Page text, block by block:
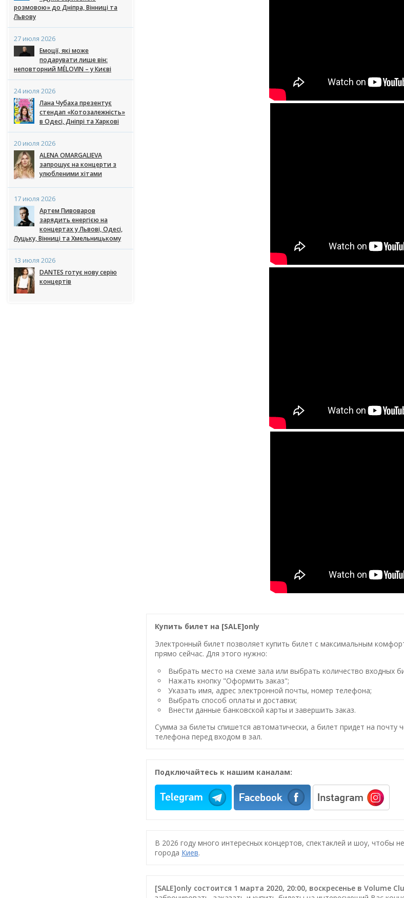
розмовою» до Дніпра, Вінниці та
Львову
27 июля 2026
Емоції, які може
подарувати лише він:
неповторний MÉLOVIN – у Києві
24 июля 2026
Лана Чубаха презентує
стендап «Котозалежність»
в Одесі, Дніпрі та Харкові
20 июля 2026
ALENA OMARGALIEVA
запрошує на концерти з
улюбленими хітами
17 июля 2026
Артем Пивоваров
зарядить енергією на
концертах у Львові, Одесі,
Луцьку, Вінниці та Хмельницькому
13 июля 2026
DANTES готує нову серію
концертів
Купить билет на [SALE]only
Электронный билет позволяет купить билет с максимальным
прямо сейчас. Для этого нужно:
Выбрать место на схеме зала или выбрать количество входных
Нажать кнопку "Оформить заказ";
Указать имя, адрес электронной почты, номер телефона;
Выбрать способ оплаты и доставки;
Внести данные банковской карты и завершить заказ.
Сумма за билеты спишется автоматически, а билет придет на почту
телефона перед входом в зал.
Подключайтесь к нашим каналам:
В 2026 году много интересных концертов, спектаклей и шоу, чтобы
города Киев.
[SALE]only состоится 1 марта 2020, 20:00, воскресенье в Volume